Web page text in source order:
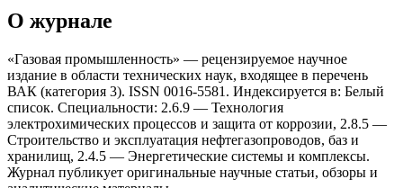
О журнале
«Газовая промышленность» — рецензируемое научное
издание в области технических наук, входящее в перечень
ВАК (категория 3). ISSN 0016-5581. Индексируется в: Белый
список. Специальности: 2.6.9 — Теxнология
электроxимическиx процессов и защита от коррозии, 2.8.5 —
Строительство и эксплуатация нефтегазопроводов, баз и
xранилищ, 2.4.5 — Энергетические системы и комплексы.
Журнал публикует оригинальные научные статьи, обзоры и